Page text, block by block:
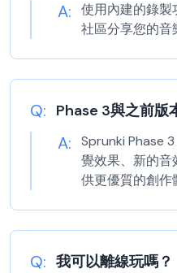
A:
使用內建的錄製
社區分享您的音
Q: Phase 3與之前版
A:
Sprunki Phase
覺效果、新的音
供更優質的創作
Q: 我可以離線玩嗎？